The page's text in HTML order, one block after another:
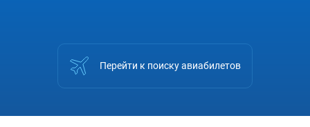
Перейти к поиску авиабилетов